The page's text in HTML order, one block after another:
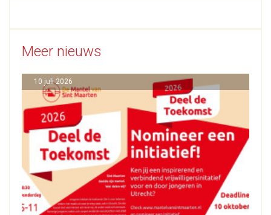
Meer nieuws
10 juli 2026